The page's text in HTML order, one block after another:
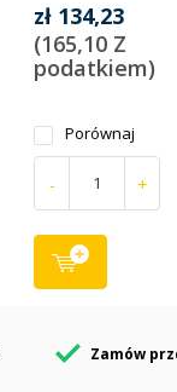
zł 134,23
(165,10 Z
podatkiem)
Porównaj
- +
Zamów